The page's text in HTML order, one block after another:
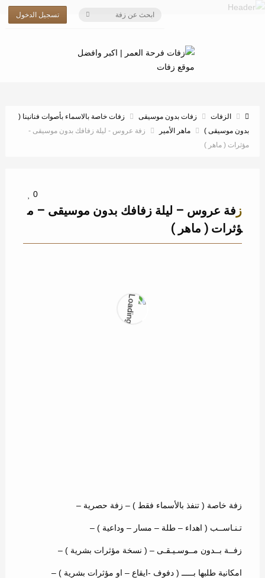
تسجيل الدخول
الزفات زفات بدون موسيقى
زفات خاصة بالاسماء بأصوات فنانينا (
بدون موسيقى )
ماهر الأمير
زفة عروس - ليلة زفافك بدون موسيقى -
مؤثرات ( ماهر )
0
زفة عروس – ليلة زفافك بدون موسيقى – م
ؤثرات ( ماهر )
زفة خاصة ( تنفذ بالأسماء فقط ) – زفة حصرية –
تـنـاســب ( اهداء – طلة – مسار – وداعية ) –
زفــة بــدون مــوسـيـقـى – ( نسخة مؤثرات بشرية ) –
امكانية طلبها بـــــ ( دفوف -ايقاع – او مؤثرات بشرية ) –